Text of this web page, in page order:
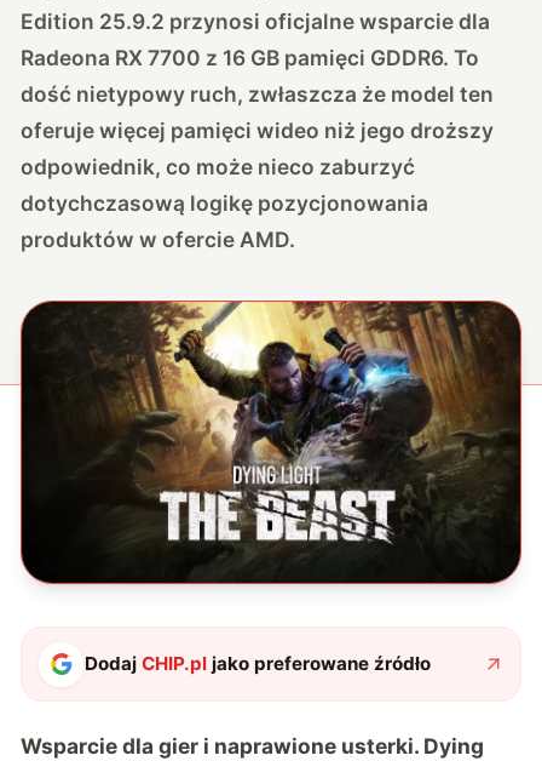
Edition 25.9.2 przynosi oficjalne wsparcie dla
Radeona RX 7700 z 16 GB pamięci GDDR6. To
dość nietypowy ruch, zwłaszcza że model ten
oferuje więcej pamięci wideo niż jego droższy
odpowiednik, co może nieco zaburzyć
dotychczasową logikę pozycjonowania
produktów w ofercie AMD.
DodajCHIP.pl jako preferowane źródło
Wsparcie dla gier i naprawione usterki. Dying